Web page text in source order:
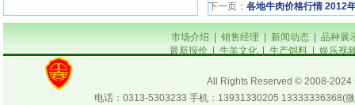
下一页： 各地牛肉价格行情 2012
市场介绍 销售经理 新闻动态| 品种展
最新报价
牛羊文化 生产饲料 娱乐视
All Rights Reserved © 2008-2024
电话：0313-5303233 手机：13931330205 13333336368(